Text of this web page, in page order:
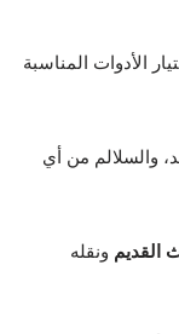
الأدوات المناسبة
والسلالم من أي
القديم ونقله